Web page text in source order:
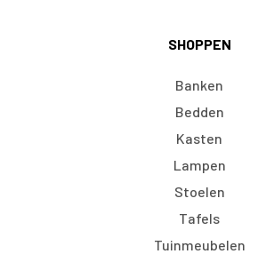
SHOPPEN
Banken
Bedden
Kasten
Lampen
Stoelen
Tafels
Tuinmeubelen